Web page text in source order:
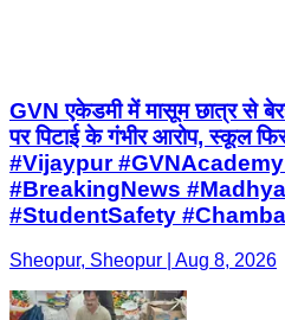
GVN एकेडमी में मासूम छात्र से
पर पिटाई के गंभीर आरोप, स्कूल
#Vijaypur
#BreakingNews
#StudentSafety
Sheopur, Sheopur | Aug 8, 2026